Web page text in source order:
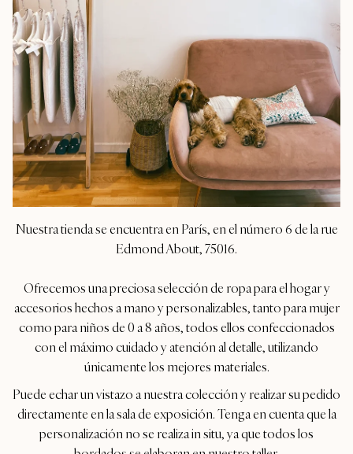
Nuestra tienda se encuentra en París, en el número 6 de la rue
Edmond About, 75016.
Ofrecemos una preciosa selección de ropa para el hogar y
accesorios hechos a mano y personalizables, tanto para mujer
como para niños de 0 a 8 años, todos ellos confeccionados
con el máximo cuidado y atención al detalle, utilizando
únicamente los mejores materiales.
Puede echar un vistazo a nuestra colección y realizar su pedido
directamente en la sala de exposición. Tenga en cuenta que la
personalización no se realiza in situ, ya que todos los